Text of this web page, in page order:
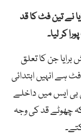
نے تین فٹ کا قد
کر لیا۔
23 سالہ گنیش برایا جن کا تعلق
ہے انہیں ابتدائی
بی ایس میں داخلے
کہ چھوٹے قد کی وجہ